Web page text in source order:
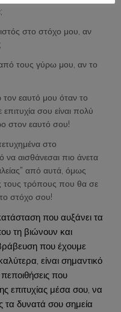
στο στόχο μου, αν
τους γύρω μου, αν το
εαυτό μου όταν το
σου είναι πολύ
στον εαυτό σου!
στο
να αισθάνεσαι πιο άνετα
από αυτά, όμως
τους τρόπους που θα σε
στόχο σου!
που αυξάνει τα
τη βιώνουν και
που έχουμε
είναι σημαντικό
πεποιθήσεις που
επιτυχίας μέσα σου, να
τα δυνατά σου σημεία